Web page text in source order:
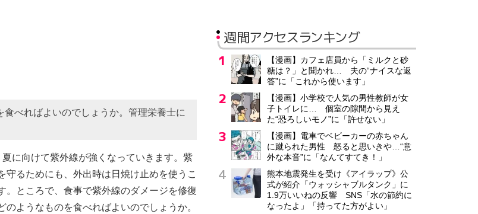
べればよいのでしょうか。管理栄養士に
に向けて紫外線が強くなっていきます。紫
守るためにも、外出時は日焼け止めを使うこ
。ところで、食事で紫外線のダメージを修復
のようなものを食べればよいのでしょうか。
週間アクセスランキング
【漫画】カフェ店員から「ミルクと砂
糖は？」と聞かれ… 夫の“ナイスな返
答”に「これから使います」
【漫画】小学校で人気の男性教師が女
子トイレに… 個室の隙間から見え
た“恐ろしいモノ”に「許せない」
【漫画】電車でベビーカーの赤ちゃん
に蹴られた男性 怒ると思いきや…“意
外な本音”に「なんてすてき！」
熊本地震発生を受け《アイラップ》公
式が紹介「ウォッシャブルタンク」に
1.9万いいねの反響 SNS「水の節約に
なったよ」「持ってた方がよい」